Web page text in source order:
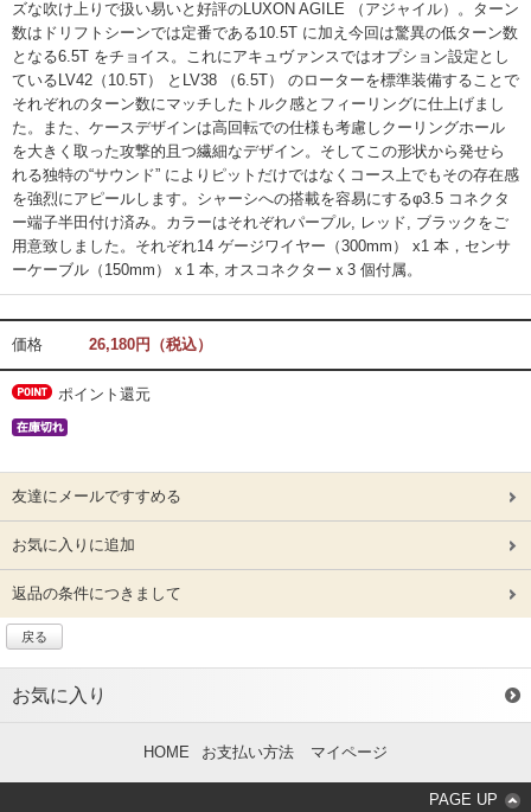
ズな吹け上りで扱い易いと好評のLUXON AGILE （アジャイル）。ターン
数はドリフトシーンでは定番である10.5T に加え今回は驚異の低ターン数
となる6.5T をチョイス。これにアキュヴァンスではオプション設定とし
ているLV42（10.5T） とLV38 （6.5T） のローターを標準装備することで
それぞれのターン数にマッチしたトルク感とフィーリングに仕上げまし
た。また、ケースデザインは高回転での仕様も考慮しクーリングホール
を大きく取った攻撃的且つ繊細なデザイン。そしてこの形状から発せら
れる独特の“サウンド” によりピットだけではなくコース上でもその存在感
を強烈にアピールします。シャーシへの搭載を容易にするφ3.5 コネクタ
ー端子半田付け済み。カラーはそれぞれパープル, レッド, ブラックをご
用意致しました。それぞれ14 ゲージワイヤー（300mm） x1 本，センサ
ーケーブル（150mm）ｘ1 本, オスコネクターｘ3 個付属。
価格 26,180円（税込）
ポイント還元
友達にメールですすめる
お気に入りに追加
返品の条件につきまして
戻る
お気に入り
HOME お支払い方法 マイページ
PAGE UP